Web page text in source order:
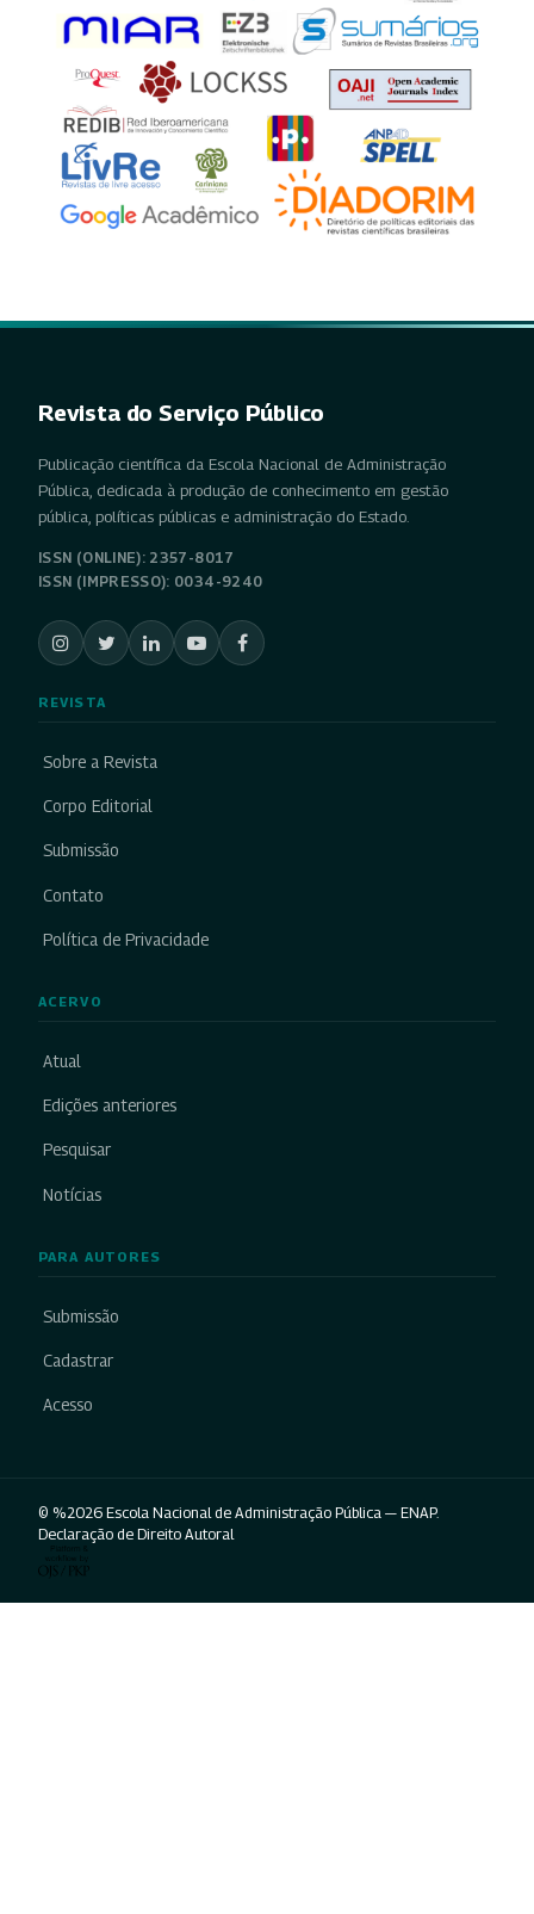
Revista do Serviço Público
Publicação científica da Escola Nacional de Administração
Pública, dedicada à produção de conhecimento em gestão
pública, políticas públicas e administração do Estado.
ISSN (ONLINE): 2357-8017
ISSN (IMPRESSO): 0034-9240
REVISTA
Sobre a Revista
Corpo Editorial
Submissão
Contato
Política de Privacidade
ACERVO
Atual
Edições anteriores
Pesquisar
Notícias
PARA AUTORES
Submissão
Cadastrar
Acesso
© %2026 Escola Nacional de Administração Pública — ENAP.
Declaração de Direito Autoral